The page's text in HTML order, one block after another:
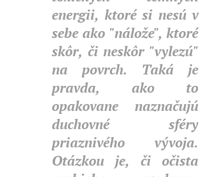
energii, ktoré si nesú v
sebe ako "nálože", ktoré
skôr, či neskôr "vylezú"
na povrch. Taká je
pravda, ako to
opakovane naznačujú
duchovné sféry
priaznivého vývoja.
Otázkou je, či očista